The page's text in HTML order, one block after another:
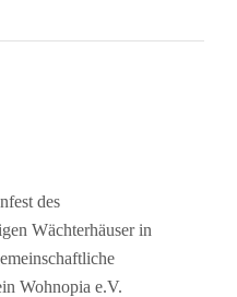
des
Wächterhäuser in
Wohnopia e.V.